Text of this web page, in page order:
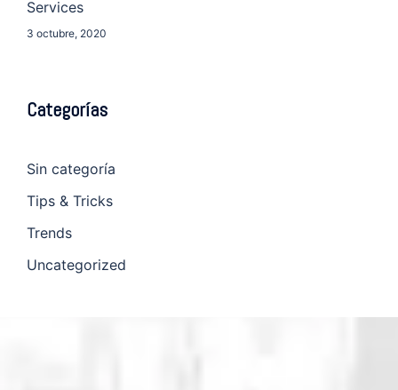
Services
3 octubre, 2020
Categorías
Sin categoría
Tips & Tricks
Trends
Uncategorized